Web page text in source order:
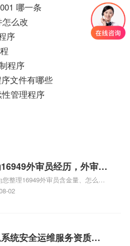
哪一条
么改
序
程序
文件有哪些
管理程序
外审员经历，外审员
您整理16949外审员含金量、怎么才
册的TS16949:2009的外审员、我
02
统安全运维服务资质二